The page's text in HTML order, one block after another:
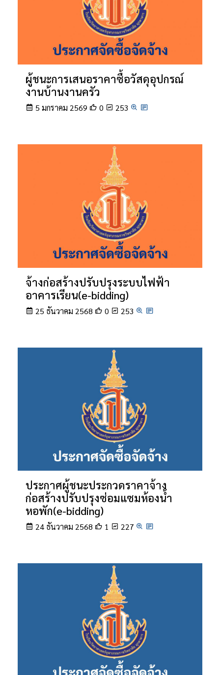
ผู้ชนะการเสนอราคาซื้อวัสดุอุปกรณ์
งานบ้านงานครัว
5 มกราคม 2569 0 253
จ้างก่อสร้างปรับปรุงระบบไฟฟ้า
อาคารเรียน(e-bidding)
25 ธันวาคม 2568 0 253
ประกาศผู้ชนะประกวดราคาจ้าง
ก่อสร้างปรับปรุงซ่อมแซมห้องน้ำ
หอพัก(e-bidding)
24 ธันวาคม 2568 1 227